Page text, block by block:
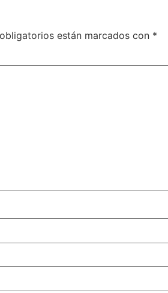
están marcados con *